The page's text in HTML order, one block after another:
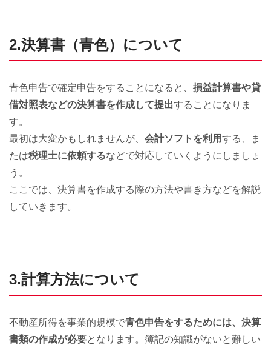
2.決算書（青色）について
青色申告で確定申告をすることになると、 損益計算書や貸
借対照表などの決算書を作成して提出することになりま
す。
最初は大変かもしれませんが、 会計ソフトを利用する、ま
たは税理士に依頼するなどで対応していくようにしましょ
う。
ここでは、決算書を作成する際の方法や書き方などを解説
していきます。
3.計算方法について
不動産所得を事業的規模で青色申告をするためには、決算
書類の作成が必要となります。簿記の知識がないと難しい